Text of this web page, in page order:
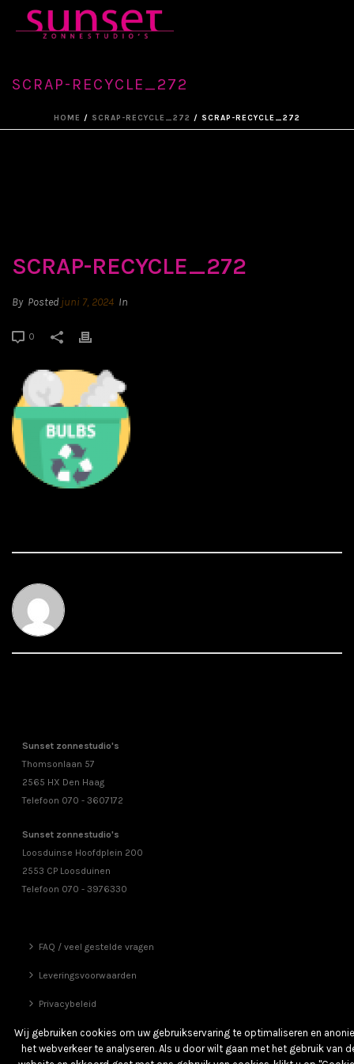
SCRAP-RECYCLE_272
HOME / SCRAP-RECYCLE_272 / SCRAP-RECYCLE_272
SCRAP-RECYCLE_272
By Posted juni 7, 2024 In
0
Sunset zonnestudio's
Thomsonlaan 57
2565 HX Den Haag
Telefoon 070 - 3607172
Sunset zonnestudio's
Loosduinse Hoofdplein 200
2553 CP Loosduinen
Telefoon 070 - 3976330
FAQ / veel gestelde vragen
Leveringsvoorwaarden
Privacybeleid
Vrienden
Wij gebruiken cookies om uw gebruikservaring te optimaliseren en
het webverkeer te analyseren. Als u door wilt gaan met het gebruik van